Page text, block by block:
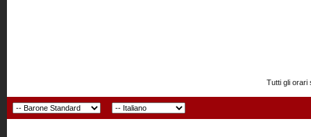
Tutti gli orari